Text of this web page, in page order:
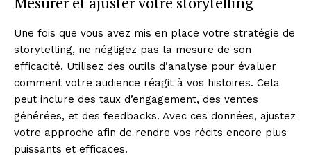
Une fois que vous avez mis en place votre stratégie de
storytelling, ne négligez pas la mesure de son
efficacité. Utilisez des outils d’analyse pour évaluer
comment votre audience réagit à vos histoires. Cela
peut inclure des taux d’engagement, des ventes
générées, et des feedbacks. Avec ces données, ajustez
votre approche afin de rendre vos récits encore plus
puissants et efficaces.